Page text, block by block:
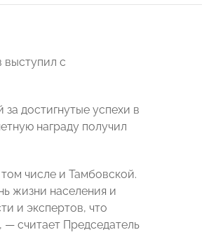
выступил с
достигнутые успехи в
награду получил
числе и Тамбовской.
жизни населения и
и экспертов, что
считает Председатель